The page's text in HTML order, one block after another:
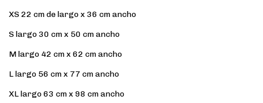
XS 22 cm de largo x 36 cm ancho
S largo 30 cm x 50 cm ancho
M largo 42 cm x 62 cm ancho
L largo 56 cm x 77 cm ancho
XL largo 63 cm x 98 cm ancho